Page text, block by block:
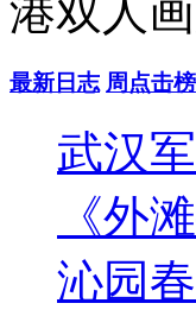
港双人
最新日志 周点击榜
武汉
《外
沁园